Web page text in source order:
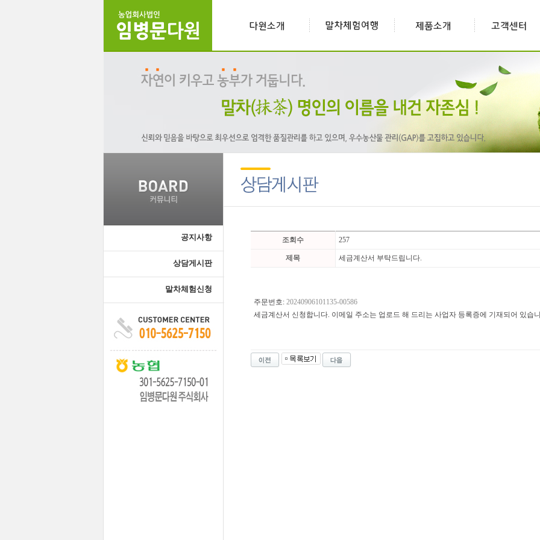
공지사항
상담게시판
말차체험신청
조회수 257
제목 세금계산서 부탁드립니다.
주문번호: 20240906101135-00586
세금계산서 신청합니다. 이메일 주소는 업로드 해 드리는 사업자 등록증에 기재되어 있습